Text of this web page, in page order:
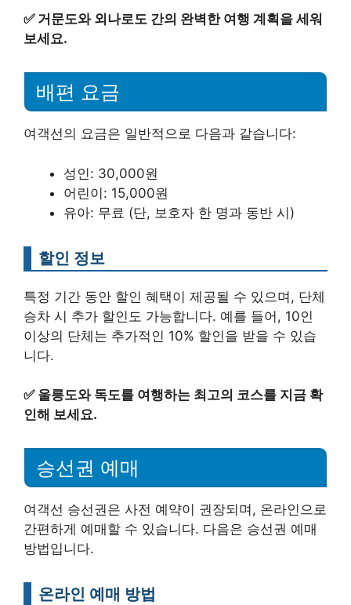
✅ 거문도와 외나로도 간의 완벽한 여행 계획을 세워
보세요.
배편 요금
여객선의 요금은 일반적으로 다음과 같습니다:
성인: 30,000원
어린이: 15,000원
유아: 무료 (단, 보호자 한 명과 동반 시)
할인 정보
특정 기간 동안 할인 혜택이 제공될 수 있으며, 단체
승차 시 추가 할인도 가능합니다. 예를 들어, 10인
이상의 단체는 추가적인 10% 할인을 받을 수 있습
니다.
✅ 울릉도와 독도를 여행하는 최고의 코스를 지금 확
인해 보세요.
승선권 예매
여객선 승선권은 사전 예약이 권장되며, 온라인으로
간편하게 예매할 수 있습니다. 다음은 승선권 예매
방법입니다.
온라인 예매 방법